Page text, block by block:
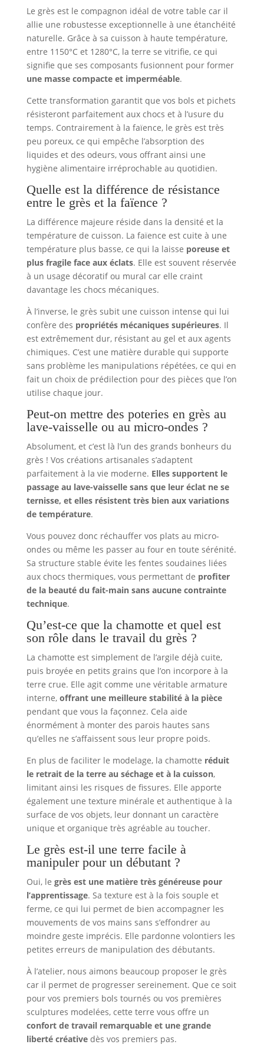
Le grès est le compagnon idéal de votre table car il
allie une robustesse exceptionnelle à une étanchéité
naturelle. Grâce à sa cuisson à haute température,
entre 1150°C et 1280°C, la terre se vitrifie, ce qui
signifie que ses composants fusionnent pour former
une masse compacte et imperméable.
Cette transformation garantit que vos bols et pichets
résisteront parfaitement aux chocs et à l’usure du
temps. Contrairement à la faïence, le grès est très
peu poreux, ce qui empêche l’absorption des
liquides et des odeurs, vous offrant ainsi une
hygiène alimentaire irréprochable au quotidien.
Quelle est la différence de résistance
entre le grès et la faïence ?
La différence majeure réside dans la densité et la
température de cuisson. La faïence est cuite à une
température plus basse, ce qui la laisse poreuse et
plus fragile face aux éclats. Elle est souvent réservée
à un usage décoratif ou mural car elle craint
davantage les chocs mécaniques.
À l’inverse, le grès subit une cuisson intense qui lui
confère des propriétés mécaniques supérieures. Il
est extrêmement dur, résistant au gel et aux agents
chimiques. C’est une matière durable qui supporte
sans problème les manipulations répétées, ce qui en
fait un choix de prédilection pour des pièces que l’on
utilise chaque jour.
Peut-on mettre des poteries en grès au
lave-vaisselle ou au micro-ondes ?
Absolument, et c’est là l’un des grands bonheurs du
grès ! Vos créations artisanales s’adaptent
parfaitement à la vie moderne. Elles supportent le
passage au lave-vaisselle sans que leur éclat ne se
ternisse, et elles résistent très bien aux variations
de température.
Vous pouvez donc réchauffer vos plats au micro-
ondes ou même les passer au four en toute sérénité.
Sa structure stable évite les fentes soudaines liées
aux chocs thermiques, vous permettant de profiter
de la beauté du fait-main sans aucune contrainte
technique.
Qu’est-ce que la chamotte et quel est
son rôle dans le travail du grès ?
La chamotte est simplement de l’argile déjà cuite,
puis broyée en petits grains que l’on incorpore à la
terre crue. Elle agit comme une véritable armature
interne, offrant une meilleure stabilité à la pièce
pendant que vous la façonnez. Cela aide
énormément à monter des parois hautes sans
qu’elles ne s’affaissent sous leur propre poids.
En plus de faciliter le modelage, la chamotte réduit
le retrait de la terre au séchage et à la cuisson,
limitant ainsi les risques de fissures. Elle apporte
également une texture minérale et authentique à la
surface de vos objets, leur donnant un caractère
unique et organique très agréable au toucher.
Le grès est-il une terre facile à
manipuler pour un débutant ?
Oui, le grès est une matière très généreuse pour
l’apprentissage. Sa texture est à la fois souple et
ferme, ce qui lui permet de bien accompagner les
mouvements de vos mains sans s’effondrer au
moindre geste imprécis. Elle pardonne volontiers les
petites erreurs de manipulation des débutants.
À l’atelier, nous aimons beaucoup proposer le grès
car il permet de progresser sereinement. Que ce soit
pour vos premiers bols tournés ou vos premières
sculptures modelées, cette terre vous offre un
confort de travail remarquable et une grande
liberté créativedès vos premiers pas.